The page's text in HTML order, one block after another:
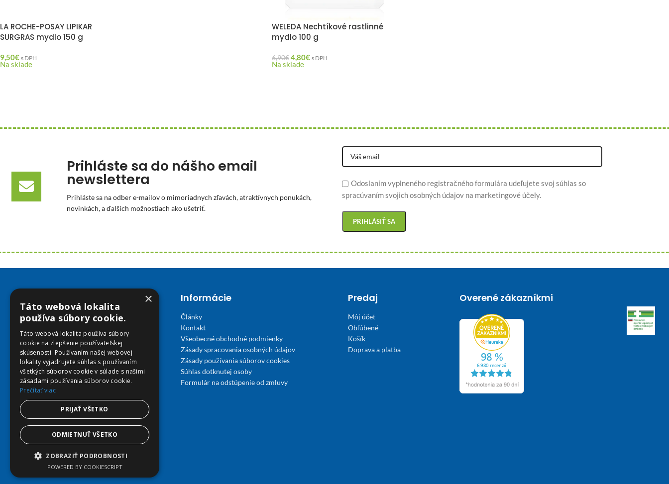
LA ROCHE-POSAY LIPIKAR
SURGRAS mydlo 150 g
9,50€ s DPH
Na sklade
WELEDA Nechtíkové rastlinné
mydlo 100 g
6,90€ 4,80€ s DPH
Na sklade
Prihláste sa do nášho email
newslettera
Prihláste sa na odber e-mailov o mimoriadnych zľavách, atraktívnych ponukách,
novinkách, a ďalších možnostiach ako ušetriť.
Odoslaním vyplneného registračného formulára udeľujete svoj súhlas so
spracúvaním svojich osobných údajov na marketingové účely.
Email E-shop:
podpora@viplekaren.sk
Telefón E-shop:
0911 678 900(Po - Pia 7:30 - 15:30)
Telefón kamenná Lekáreň VIP Košice:
055 307 78 30
(Po - Ne 8:00 - 18:00)
Adresa Lekáreň VIP:
Severné nábrežie 45, 040 01 Košice
Informácie
Články
Kontakt
Všeobecné obchodné podmienky
Zásady spracovania osobných údajov
Zásady používania súborov cookies
Súhlas dotknutej osoby
Formulár na odstúpenie od zmluvy
Predaj
Môj účet
Obľúbené
Košík
Doprava a platba
Overené zákazníkmi
×
Táto webová lokalita
používa súbory cookie.
Táto webová lokalita používa súbory
cookie na zlepšenie používateľskej
skúsenosti. Používaním našej webovej
lokality vyjadrujete súhlas s používaním
všetkých súborov cookie v súlade s našimi
zásadami používania súborov cookie.
Prečítať viac
PRIJAŤ VŠETKO
ODMIETNUŤ VŠETKO
ZOBRAZIŤ PODROBNOSTI
POWERED BY COOKIESCRIPT